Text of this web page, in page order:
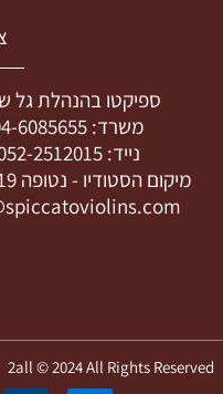
ספיקטו בהנהלת גל
משרד: 6085655
נייד:2512015
מיקום הסטודיו - נטופה 19 הררית
2all © 2024 All Rights Reserved